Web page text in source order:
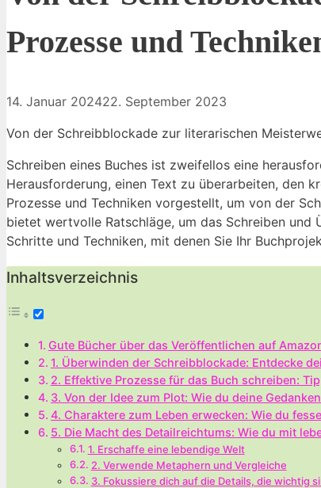
Prozesse und
14. Januar 202422. September 2023
Von der Schreibblockade zur literarischen
Schreiben eines Buches ist zweifellos eine
Herausforderung, einen Text zu überarbeiten, den
Prozesse und Techniken vorgestellt, um von der
bietet wertvolle Ratschläge, um das Schreiben
Schritte und Techniken, mit denen Sie Ihr
Inhaltsverzeichnis
Gute ​Bücher über das Veröffentlichen auf
1. Überwinden ‌der Schreibblockade: Entdecke
2. Effektive⁣ Prozesse für das ⁣Buch schreiben:⁤
3. Von der Idee zum Plot: Wie du deine
4.⁤ Charaktere zum Leben erwecken: Wie du
5. Die Macht⁤ des Detailreichtums: Wie du⁣ mit
1. Erschaffe eine⁣ lebendige Welt
2.⁣ Verwende Metaphern und Vergleiche
3. Fokussiere​ dich auf die Details, die wichtig